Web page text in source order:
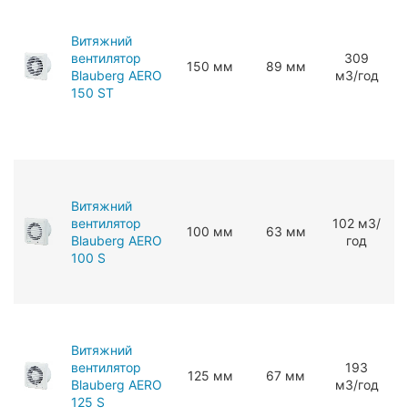
Витяжний
вентилятор
Blauberg AERO
150 ST
150 мм 89 мм
309
мЗ/год
Витяжний
вентилятор
Blauberg AERO
100 S
100 мм 63 мм
102 мЗ/
год
Витяжний
вентилятор
Blauberg AERO
125 S
125 мм 67 мм
193
мЗ/год